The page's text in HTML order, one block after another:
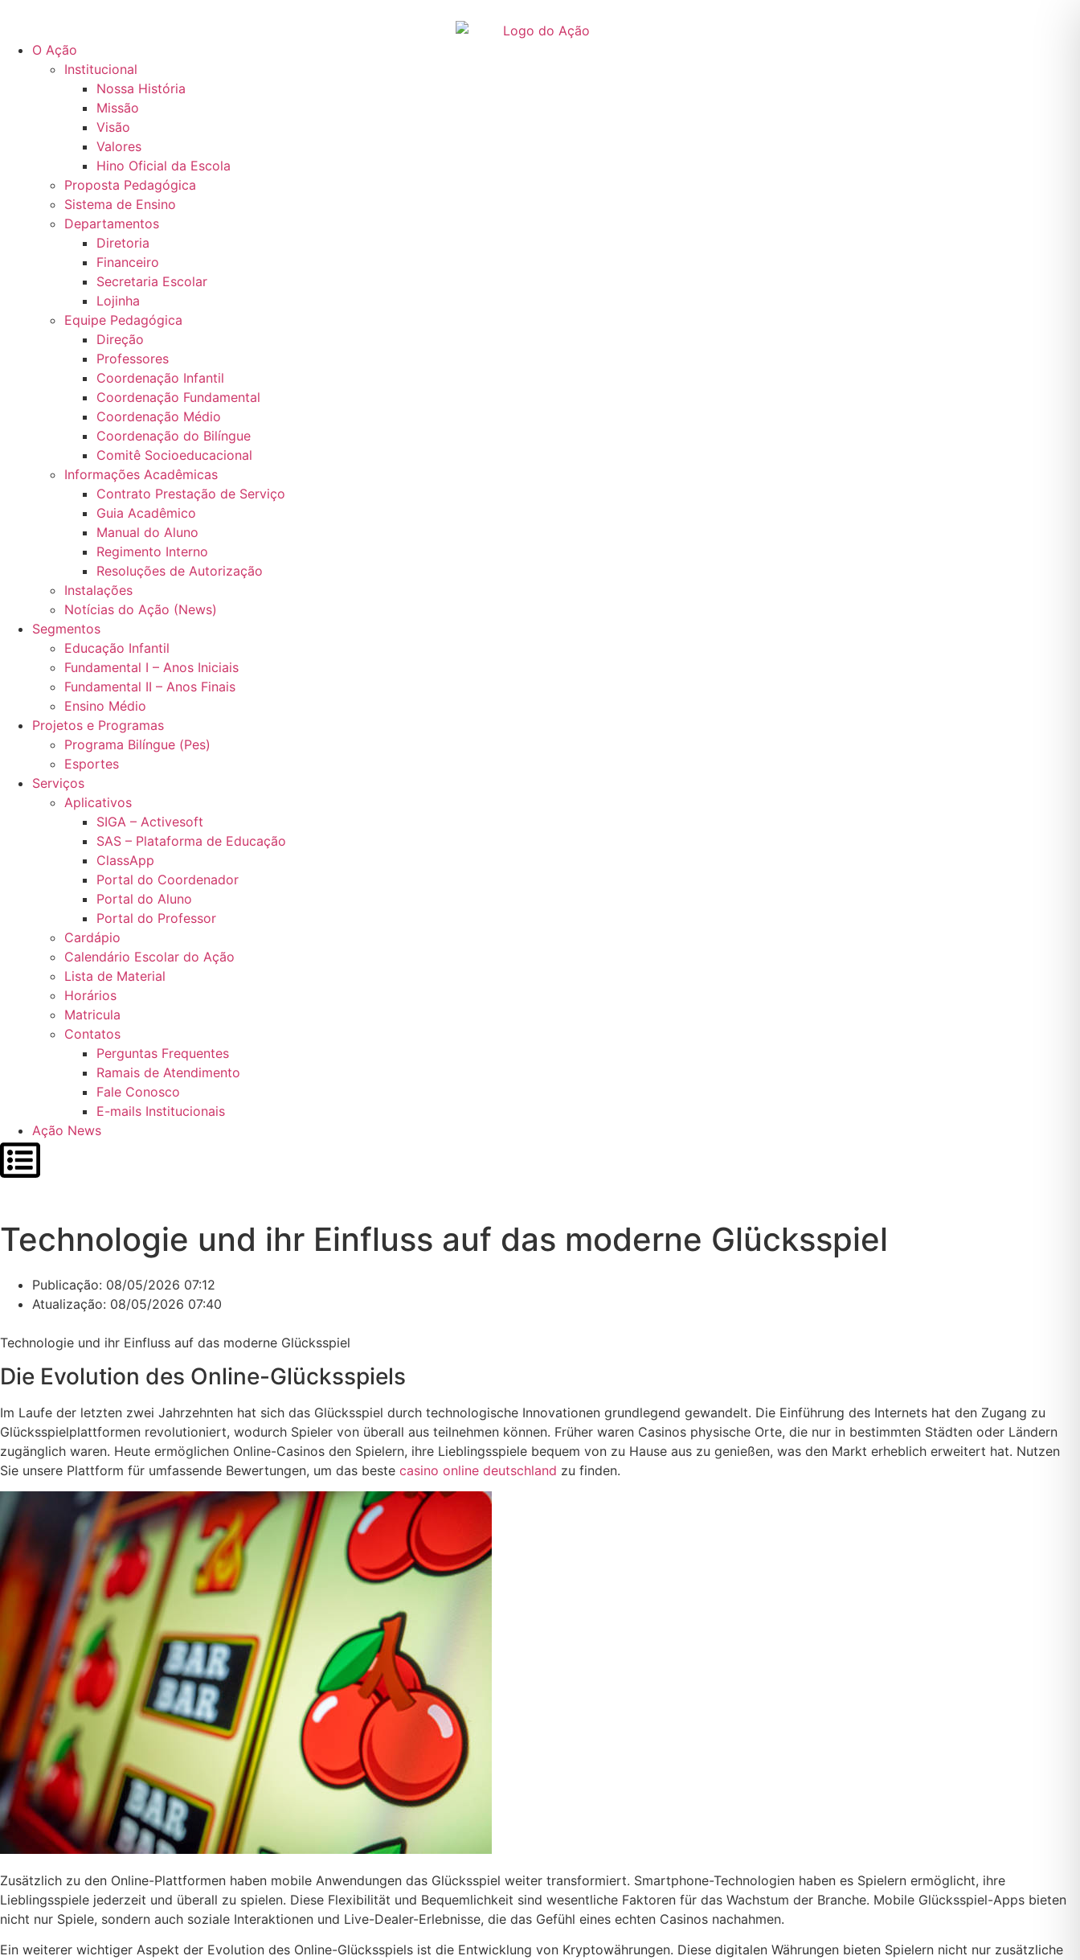
O Ação
Institucional
Nossa História
Missão
Visão
Valores
Hino Oficial da Escola
Proposta Pedagógica
Sistema de Ensino
Departamentos
Diretoria
Financeiro
Secretaria Escolar
Lojinha
Equipe Pedagógica
Direção
Professores
Coordenação Infantil
Coordenação Fundamental
Coordenação Médio
Coordenação do Bilíngue
Comitê Socioeducacional
Informações Acadêmicas
Contrato Prestação de Serviço
Guia Acadêmico
Manual do Aluno
Regimento Interno
Resoluções de Autorização
Instalações
Notícias do Ação (News)
Segmentos
Educação Infantil
Fundamental I – Anos Iniciais
Fundamental II – Anos Finais
Ensino Médio
Projetos e Programas
Programa Bilíngue (Pes)
Esportes
Serviços
Aplicativos
SIGA – Activesoft
SAS – Plataforma de Educação
ClassApp
Portal do Coordenador
Portal do Aluno
Portal do Professor
Cardápio
Calendário Escolar do Ação
Lista de Material
Horários
Matricula
Contatos
Perguntas Frequentes
Ramais de Atendimento
Fale Conosco
E-mails Institucionais
Ação News
Technologie und ihr Einfluss auf das moderne Glücksspiel
Publicação: 08/05/2026 07:12
Atualização: 08/05/2026 07:40
Technologie und ihr Einfluss auf das moderne Glücksspiel
Die Evolution des Online-Glücksspiels
Im Laufe der letzten zwei Jahrzehnten hat sich das Glücksspiel durch technologische Innovationen grundlegend gewandelt. Die Einführung des Internets hat den Zugang zu
Glücksspielplattformen revolutioniert, wodurch Spieler von überall aus teilnehmen können. Früher waren Casinos physische Orte, die nur in bestimmten Städten oder Ländern
zugänglich waren. Heute ermöglichen Online-Casinos den Spielern, ihre Lieblingsspiele bequem von zu Hause aus zu genießen, was den Markt erheblich erweitert hat. Nutzen
Sie unsere Plattform für umfassende Bewertungen, um das beste casino online deutschland zu finden.
Zusätzlich zu den Online-Plattformen haben mobile Anwendungen das Glücksspiel weiter transformiert. Smartphone-Technologien haben es Spielern ermöglicht, ihre
Lieblingsspiele jederzeit und überall zu spielen. Diese Flexibilität und Bequemlichkeit sind wesentliche Faktoren für das Wachstum der Branche. Mobile Glücksspiel-Apps bieten
nicht nur Spiele, sondern auch soziale Interaktionen und Live-Dealer-Erlebnisse, die das Gefühl eines echten Casinos nachahmen.
Ein weiterer wichtiger Aspekt der Evolution des Online-Glücksspiels ist die Entwicklung von Kryptowährungen. Diese digitalen Währungen bieten Spielern nicht nur zusätzliche